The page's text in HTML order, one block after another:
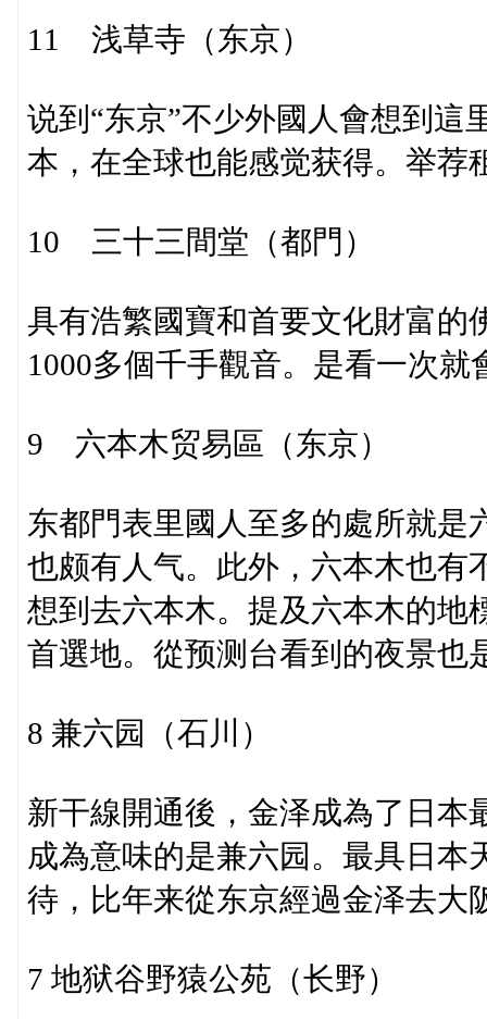
11 浅草寺（东京）
说到“东京”不少外國人會想到這
本，在全球也能感觉获得。举荐
10 三十三間堂（都門）
具有浩繁國寶和首要文化財富的
1000多個千手觀音。是看一次
9 六本木贸易區（东京）
东都門表里國人至多的處所就是
也颇有人气。此外，六本木也有
想到去六本木。提及六本木的地
首選地。從预测台看到的夜景也
8 兼六园（石川）
新干線開通後，金泽成為了日本
成為意味的是兼六园。最具日本
待，比年来從东京經過金泽去大
7 地狱谷野猿公苑（长野）